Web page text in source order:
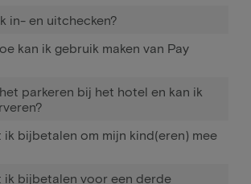
in- en uitchecken?
kan ik gebruik maken van Pay
parkeren bij het hotel en kan ik
ik bijbetalen om mijn kind(eren) mee
ik bijbetalen voor een derde